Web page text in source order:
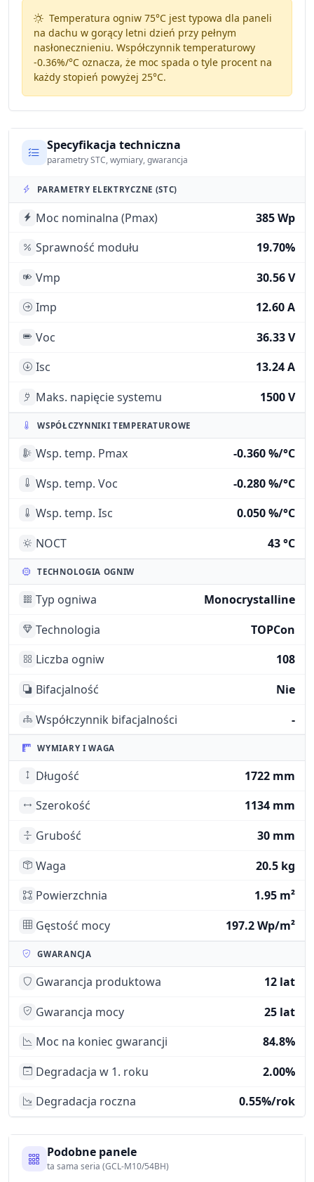
Temperatura ogniw 75°C jest typowa dla paneli
na dachu w gorący letni dzień przy pełnym
nasłonecznieniu. Współczynnik temperaturowy
-0.36%/°Coznacza, że moc spada o tyle procent na
każdy stopień powyżej 25°C.
Specyfikacja techniczna
parametry STC, wymiary, gwarancja
PARAMETRY ELEKTRYCZNE (STC)
Moc nominalna (Pmax)
385 Wp
Sprawność modułu
19.70%
Vmp
30.56 V
Imp
12.60 A
Voc
36.33 V
Isc
13.24 A
Maks. napięcie systemu
1500 V
WSPÓŁCZYNNIKI TEMPERATUROWE
Wsp. temp. Pmax
-0.360 %/°C
Wsp. temp. Voc
-0.280 %/°C
Wsp. temp. Isc
0.050 %/°C
NOCT
43 °C
TECHNOLOGIA OGNIW
Typ ogniwa
Monocrystalline
Technologia
TOPCon
Liczba ogniw
108
Bifacjalność
Nie
Współczynnik bifacjalności
-
WYMIARY I WAGA
Długość
1722 mm
Szerokość
1134 mm
Grubość
30 mm
Waga
20.5 kg
Powierzchnia
1.95 m²
Gęstość mocy
197.2 Wp/m²
GWARANCJA
Gwarancja produktowa
12 lat
Gwarancja mocy
25 lat
Moc na koniec gwarancji
84.8%
Degradacja w 1. roku
2.00%
Degradacja roczna
0.55%/rok
Podobne panele
ta sama seria (GCL-M10/54BH)